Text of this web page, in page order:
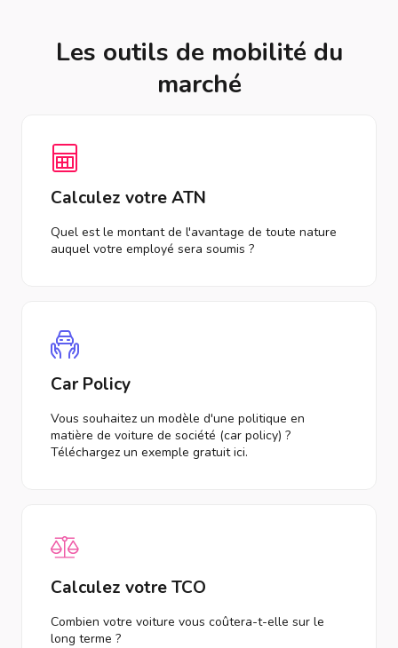
Les outils de mobilité du
marché
Calculez votre ATN
Quel est le montant de l'avantage de toute nature
auquel votre employé sera soumis ?
Car Policy
Vous souhaitez un modèle d'une politique en
matière de voiture de société (car policy) ?
Téléchargez un exemple gratuit ici.
Calculez votre TCO
Combien votre voiture vous coûtera-t-elle sur le
long terme ?